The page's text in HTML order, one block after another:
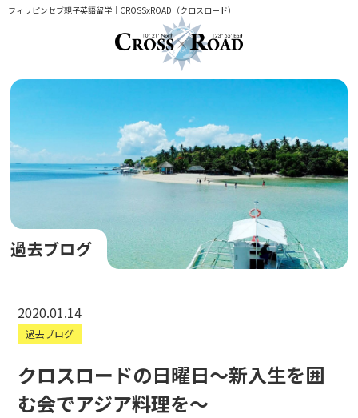
フィリピンセブ親子英語留学｜CROSSxROAD（クロスロード）
過去ブログ
2020.01.14
過去ブログ
クロスロードの日曜日〜新入生を囲
む会でアジア料理を〜